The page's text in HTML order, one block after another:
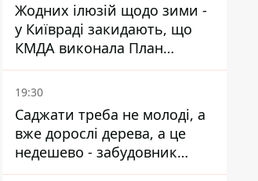
Жодних ілюзій щодо зими -
у Київраді закидають, що
КМДА виконала План
стійкості на 20%
19:30
Саджати треба не молоді, а
вже дорослі дерева, а це
недешево - забудовник
Ніконов